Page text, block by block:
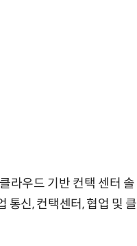
라우드 기반 컨택 센터 솔
통신, 컨택센터, 협업 및 클